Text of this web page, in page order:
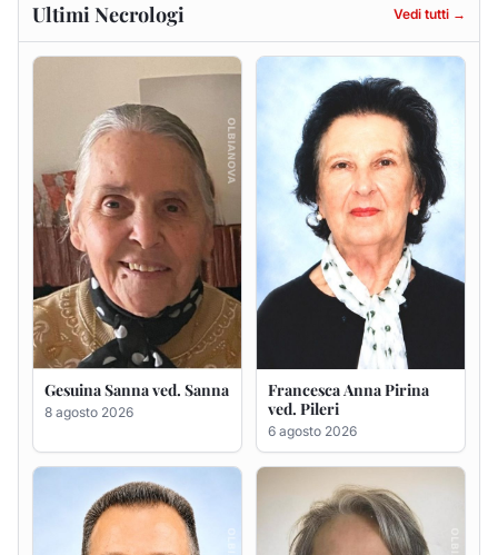
Ultimi Necrologi Vedi tutti →
Gesuina Sanna ved. Sanna
8 agosto 2026
Francesca Anna Pirina
ved. Pileri
6 agosto 2026